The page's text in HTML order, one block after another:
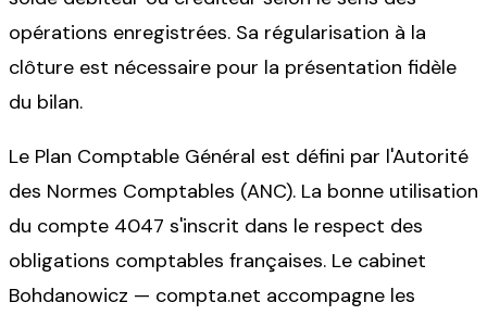
opérations enregistrées. Sa régularisation à la
clôture est nécessaire pour la présentation fidèle
du bilan.
Le Plan Comptable Général est défini par l'Autorité
des Normes Comptables (ANC). La bonne utilisation
du compte 4047 s'inscrit dans le respect des
obligations comptables françaises. Le cabinet
Bohdanowicz — compta.net accompagne les